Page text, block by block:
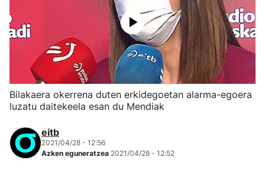
Bilakaera okerrena duten erkidegoetan alarma-egoera
luzatu daitekeela esan du Mendiak
eitb
2021/04/28 - 12:56
Azken eguneratzea 2021/04/28 - 12:52